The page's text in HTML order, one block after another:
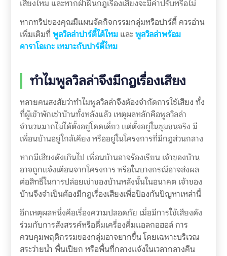
เสียงไหม และหากฝ่าฝืนกฎเรื่องเสียงจะมีค่าปรับหรือไม่
หากทริปของคุณมีแผนจัดกิจกรรมกลุ่มหรือปาร์ตี้ ควรอ่าน
เพิ่มเติมที่ พูลวิลล่าปาร์ตี้ได้ไหมและพูลวิลล่าพร้อม
คาราโอเกะ เหมาะกับปาร์ตี้ไหม
ทำไมพูลวิลล่าจึงมีกฎเรื่องเสียง
หลายคนสงสัยว่าทำไมพูลวิลล่าจึงต้องจำกัดการใช้เสียง ทั้ง
ที่ผู้เข้าพักเช่าบ้านทั้งหลังแล้ว เหตุผลหลักคือพูลวิลล่า
จำนวนมากไม่ได้ตั้งอยู่โดดเดี่ยว แต่ตั้งอยู่ในชุมชนจริง มี
เพื่อนบ้านอยู่ใกล้เคียง หรืออยู่ในโครงการที่มีกฎส่วนกลาง
หากมีเสียงดังเกินไป เพื่อนบ้านอาจร้องเรียน เจ้าของบ้าน
อาจถูกแจ้งเตือนจากโครงการ หรือในบางกรณีอาจส่งผล
ต่อสิทธิ์ในการปล่อยเช่าของบ้านหลังนั้นในอนาคต เจ้าของ
บ้านจึงจำเป็นต้องมีกฎเรื่องเสียงเพื่อป้องกันปัญหาเหล่านี้
อีกเหตุผลหนึ่งคือเรื่องความปลอดภัย เมื่อมีการใช้เสียงดัง
ร่วมกับการสังสรรค์หรือดื่มเครื่องดื่มแอลกอฮอล์ การ
ควบคุมพฤติกรรมของกลุ่มอาจยากขึ้น โดยเฉพาะบริเวณ
สระว่ายน้ำ พื้นเปียก หรือพื้นที่กลางแจ้งในเวลากลางคืน